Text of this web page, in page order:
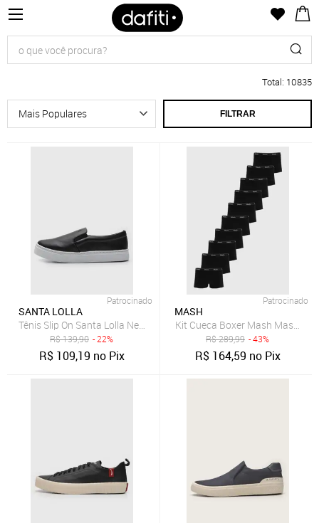
Total: 10835
FILTRAR
Patrocinado
SANTA LOLLA
Tênis Slip On Santa Lolla New Preto
R$139,90 - 22%
R$ 109,19 no Pix
Patrocinado
MASH
Kit Cueca Boxer Mash
R$289,99 - 43%
R$ 164,59 no Pix